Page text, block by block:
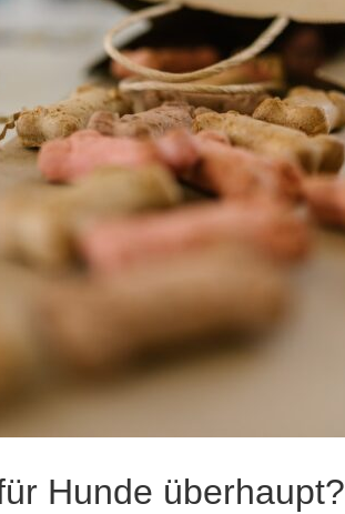
Hunde überhaupt?